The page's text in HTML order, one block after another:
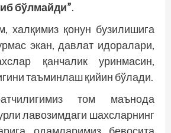
бўлмайди”.
халқимиз қонун бузилишига
экан, давлат идоралари,
қанчалик уринмасин,
таъминлаш қийин бўлади.
том маънода
лавозимдаги шахсларнинг